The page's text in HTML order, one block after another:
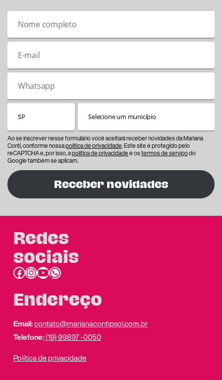
Ao se inscrever nesse formulário você aceitará receber novidades da Mariana
Conti, conforme nossapolítica de privacidade. Este site é protegido pelo
reCAPTCHA e, por isso, apolítica de privacidadee ostermos de serviçodo
Google também se aplicam.
Receber novidades
Redes
sociais
Facebook InstagramYoutube link do whatsapp
Endereço
Email:contato@marianacontipsol.com.br
Telefone:(19) 99897 -0050
Política de privacidade